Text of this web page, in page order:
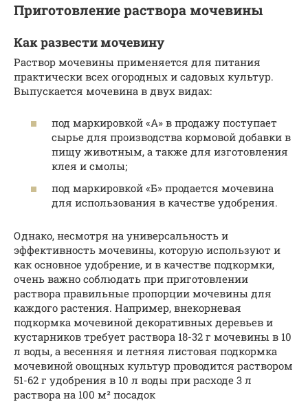
Приготовление раствора мочевины
Как развести мочевину
Раствор мочевины применяется для питания
практически всех огородных и садовых культур.
Выпускается мочевина в двух видах:
под маркировкой «А» в продажу поступает
сырье для производства кормовой добавки в
пищу животным, а также для изготовления
клея и смолы;
под маркировкой «Б» продается мочевина
для использования в качестве удобрения.
Однако, несмотря на универсальность и
эффективность мочевины, которую используют и
как основное удобрение, и в качестве подкормки,
очень важно соблюдать при приготовлении
раствора правильные пропорции мочевины для
каждого растения. Например, внекорневая
подкормка мочевиной декоративных деревьев и
кустарников требует раствора 18-32 г мочевины в 10
л воды, а весенняя и летняя листовая подкормка
мочевиной овощных культур проводится раствором
51-62 г удобрения в 10 л воды при расходе 3 л
раствора на 100 м² посадок